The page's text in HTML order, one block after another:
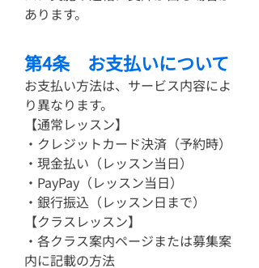
あります。
第4条 お支払いについて
お支払い方法は、サービス内容によ
り異なります。
【通常レッスン】
・クレジットカード決済（予約時）
・現金払い（レッスン当日）
・PayPay（レッスン当日）
・銀行振込（レッスン日まで）
【クラスレッスン】
・各クラス案内ページまたは募集案
内に記載の方法